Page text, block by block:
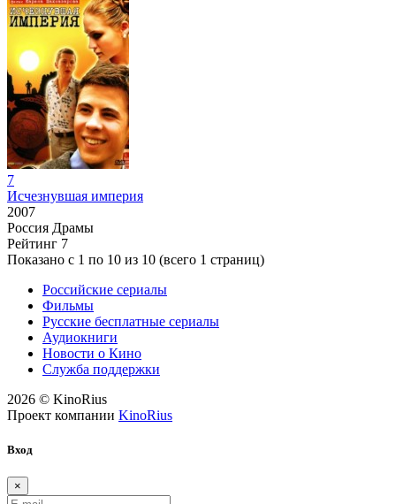
7
Исчезнувшая империя
2007
Россия Драмы
Рейтинг 7
Показано с 1 по 10 из 10 (всего 1 страниц)
Российские сериалы
Фильмы
Русские бесплатные сериалы
Аудиокниги
Новости о Кино
Служба поддержки
2026 © KinoRius
Проект компании KinoRius
Вход
×